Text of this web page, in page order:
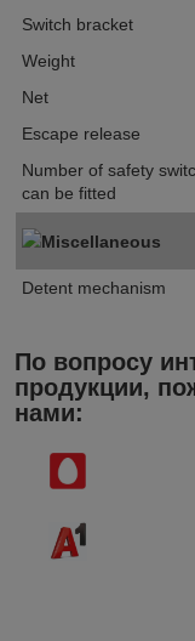
Switch bracket
Weight
Net
Escape release
Number of safety
can be fitted
Miscellaneous
Detent mechanism
По вопросу
продукции,
нами: